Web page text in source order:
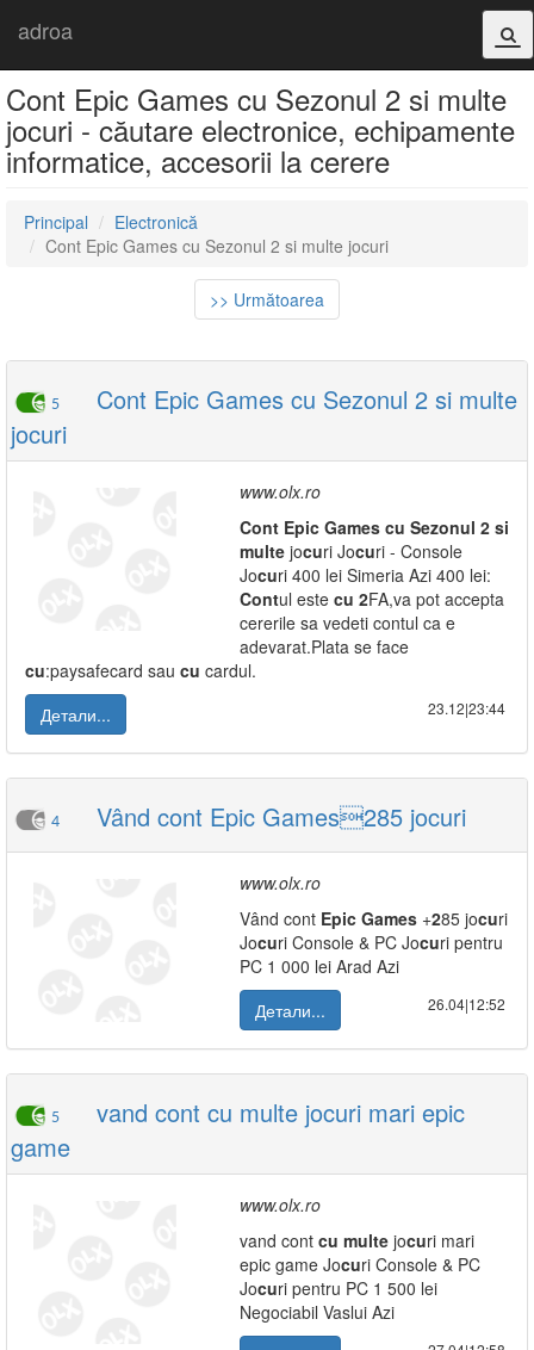
adroa
Cont Epic Games cu Sezonul 2 si multe
jocuri - căutare electronice, echipamente
informatice, accesorii la cerere
Principal
Electronică
Cont Epic Games cu Sezonul 2 si multe jocuri
>> Următoarea
5
Cont Epic Games cu Sezonul 2 si multe
jocuri
www.olx.ro
Cont Epic Games cu Sezonul 2 si
multe jocuri Jocuri - Console
Jocuri 400 lei Simeria Azi 400 lei:
Contul este cu 2FA,va pot accepta
cererile sa vedeti contul ca e
adevarat.Plata se face
cu:paysafecard sau cu cardul.
Детали...
23.12|23:44
4 Vând cont Epic Games285 jocuri
www.olx.ro
Vând cont Epic Games +285 jocuri
Jocuri Console & PC Jocuri pentru
PC 1 000 lei Arad Azi
Детали...
26.04|12:52
5
vand cont cu multe jocuri mari epic
game
www.olx.ro
vand cont cu multe jocuri mari
epic game Jocuri Console & PC
Jocuri pentru PC 1 500 lei
Negociabil Vaslui Azi